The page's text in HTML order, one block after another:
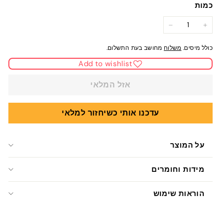
כמות
כולל מיסים. משלוח מחושב בעת התשלום.
Add to wishlist
אזל המלאי
עדכנו אותי כשיחזור למלאי
על המוצר
מידות וחומרים
הוראות שימוש